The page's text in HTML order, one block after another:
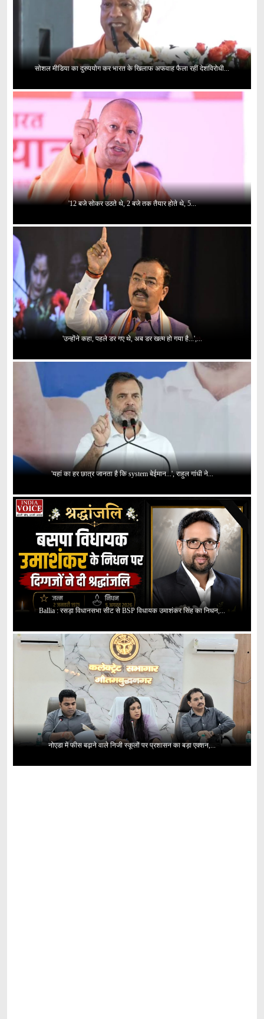
सोशल मीडिया का दुरुपयोग कर भारत के खिलाफ अफवाह फैला रहीं देशविरोधी...
'12 बजे सोकर उठते थे, 2 बजे तक तैयार होते थे, 5...
'उन्होंने कहा, पहले डर गए थे, अब डर खत्म हो गया है...',...
'यहां का हर छात्र जानता है कि system बेईमान...', राहुल गांधी ने...
Ballia : रसड़ा विधानसभा सीट से BSP विधायक उमाशंकर सिंह का निधन,...
नोएडा में फीस बढ़ाने वाले निजी स्कूलों पर प्रशासन का बड़ा एक्शन,...